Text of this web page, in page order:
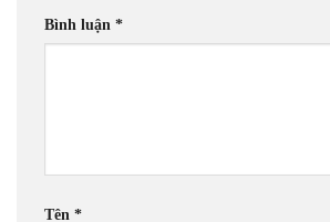
Bình luận *
Tên *